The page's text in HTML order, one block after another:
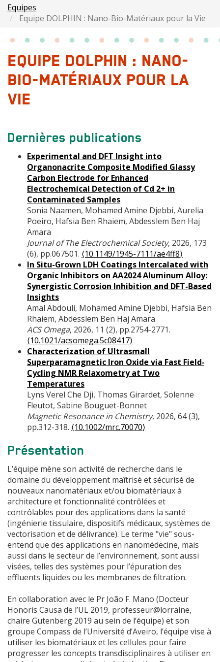
Equipes
Equipe DOLPHIN : Nano-Bio-Matériaux pour la Vie
EQUIPE DOLPHIN : NANO-
BIO-MATÉRIAUX POUR LA
VIE
Dernières publications
Experimental and DFT Insight into
Organonacrite Composite Modified Glassy
Carbon Electrode for Enhanced
Electrochemical Detection of Cd 2+ in
Contaminated Samples
Sonia Naamen, Mohamed Amine Djebbi, Aurelia
Poeiro, Hafsia Ben Rhaiem, Abdesslem Ben Haj
Amara
Journal of The Electrochemical Society, 2026, 173
(6), pp.067501. ⟨10.1149/1945-7111/ae4ff8⟩
In Situ-Grown LDH Coatings Intercalated with
Organic Inhibitors on AA2024 Aluminum Alloy:
Synergistic Corrosion Inhibition and DFT-Based
Insights
Amal Abdouli, Mohamed Amine Djebbi, Hafsia Ben
Rhaiem, Abdesslem Ben Haj Amara
ACS Omega, 2026, 11 (2), pp.2754-2771.
⟨10.1021/acsomega.5c08417⟩
Characterization of Ultrasmall
Superparamagnetic Iron Oxide via Fast Field‐
Cycling NMR Relaxometry at Two
Temperatures
Lyns Verel Che Dji, Thomas Girardet, Solenne
Fleutot, Sabine Bouguet-Bonnet
Magnetic Resonance in Chemistry, 2026, 64 (3),
pp.312-318. ⟨10.1002/mrc.70070⟩
Présentation
L’équipe mène son activité de recherche dans le
domaine du développement maîtrisé et sécurisé de
nouveaux nanomatériaux et/ou biomatériaux à
architecture et fonctionnalité contrôlées et
contrôlables pour des applications dans la santé
(ingénierie tissulaire, dispositifs médicaux, systèmes de
vectorisation et de délivrance). Le terme "vie" sous-
entend que des applications en nanomédecine, mais
aussi dans le secteur de l’environnement, sont aussi
visées, telles des systèmes pour l’épuration des
effluents liquides ou les membranes de filtration.
En collaboration avec le Pr João F. Mano (Docteur
Honoris Causa de l’UL 2019, professeur@lorraine,
chaire Gutenberg 2019 au sein de l’équipe) et son
groupe Compass de l’Université d’Aveiro, l’équipe vise à
utiliser les biomatériaux et les cellules pour faire
progresser les concepts transdisciplinaires à utiliser en